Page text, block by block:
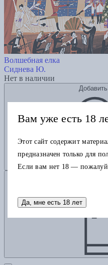
Волшебная елка
Сиднева Ю.
Нет в наличии
Вам уже есть 18
Этот сайт содержит
предназначен только для
Если вам нет 18 —
Да, мне есть 18 лет